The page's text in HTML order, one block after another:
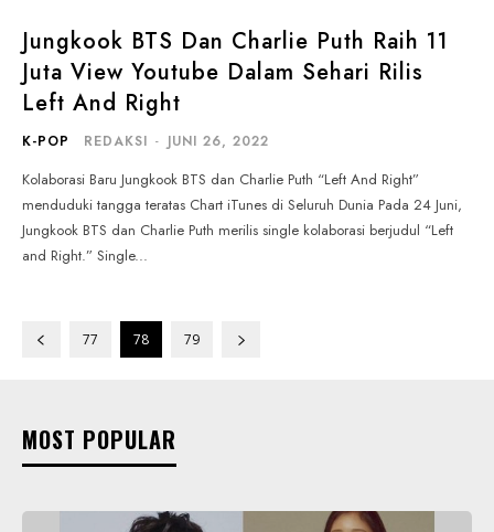
Jungkook BTS Dan Charlie Puth Raih 11
Juta View Youtube Dalam Sehari Rilis
Left And Right
K-POP REDAKSI - JUNI 26, 2022
Kolaborasi Baru Jungkook BTS dan Charlie Puth “Left And Right”
menduduki tangga teratas Chart iTunes di Seluruh Dunia Pada 24 Juni,
Jungkook BTS dan Charlie Puth merilis single kolaborasi berjudul “Left
and Right.” Single...
77 78 79
MOST POPULAR